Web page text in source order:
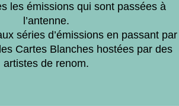
les émissions qui sont passées à
l’antenne.
séries d’émissions en passant par
Cartes Blanches hostées par des
artistes de renom.